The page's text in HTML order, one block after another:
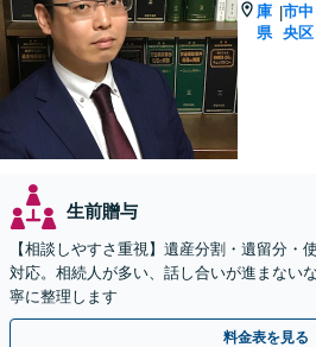
庫
県
|市中
央区
生前贈与
【相談しやすさ重視】遺産分割・遺留分・
対応。相続人が多い、話し合いが進まない
寧に整理します
料金表を見る